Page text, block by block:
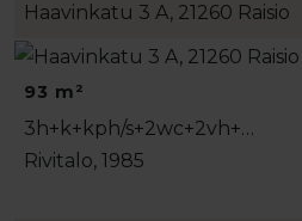
Haavinkatu 3 A, 21260 Raisio
93 m²
3h+k+kph/s+2wc+2vh+…
Rivitalo, 1985